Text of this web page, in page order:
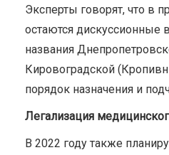
Эксперты говорят, что в
остаются дискуссионные
названия
Кировоградской
порядок назначения и
Легализация
В 2022 году также